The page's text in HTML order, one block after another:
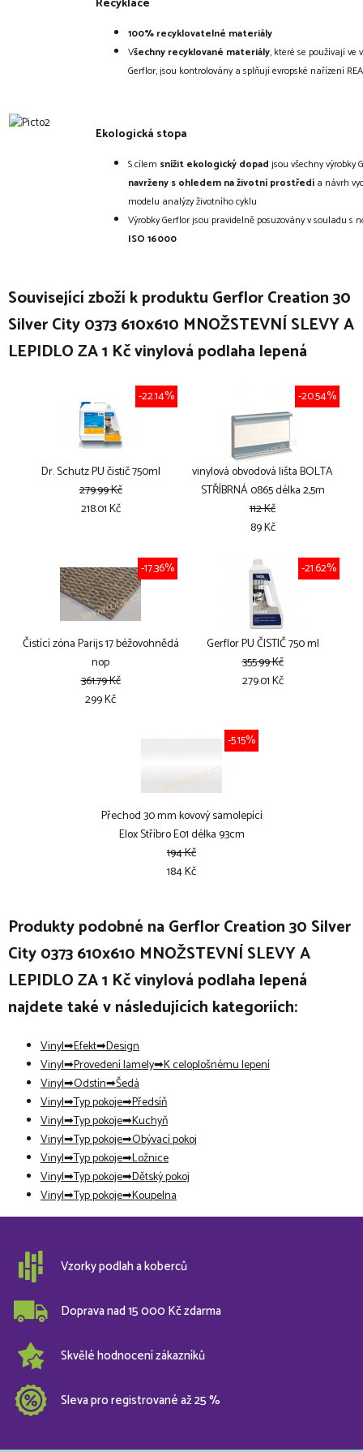
100% recyklovatelné materiály
Všechny recyklované materiály, které se používají ve
Gerflor, jsou kontrolovány a splňují evropské nařízení
Ekologická stopa
S cílem snížit ekologický dopad jsou všechny výrobky
navrženy s ohledem na životní prostředí a návrh
modelu analýzy životního cyklu
Výrobky Gerflor jsou pravidelně posuzovány v souladu s
ISO 16000
Související zboží k produktu Gerflor Creation 30
Silver City 0373 610x610 MNOŽSTEVNÍ SLEVY A
LEPIDLO ZA 1 Kč vinylová podlaha lepená
Dr. Schutz PU čistič 750ml
-22.14%
279.99 Kč
218.01 Kč
vinylová obvodová lišta BOLTA
STŘÍBRNÁ 0865 délka 2,5m
-20.54%
112 Kč
89 Kč
Čistící zóna Parijs 17 béžovohnědá
nop
-17.36%
361.79 Kč
299 Kč
Gerflor PU ČISTIČ 750 ml
-21.62%
355.99 Kč
279.01 Kč
Přechod 30 mm kovový samolepící
Elox Stříbro E01 délka 93cm
-5.15%
194 Kč
184 Kč
Produkty podobné na Gerflor Creation 30 Silver
City 0373 610x610 MNOŽSTEVNÍ SLEVY A
LEPIDLO ZA 1 Kč vinylová podlaha lepená
najdete také v následujících kategoriích:
Vinyl Efekt Design
Vinyl Provedení lamely K celoplošnému lepení
Vinyl Odstín Šedá
Vinyl Typ pokoje Předsíň
Vinyl Typ pokoje Kuchyň
Vinyl Typ pokoje Obývací pokoj
Vinyl Typ pokoje Ložnice
Vinyl Typ pokoje Dětský pokoj
Vinyl Typ pokoje Koupelna
Vzorky podlah a koberců
Doprava nad 15 000 Kč zdarma
Skvělé hodnocení zákazníků
Sleva pro registrované až 25 %